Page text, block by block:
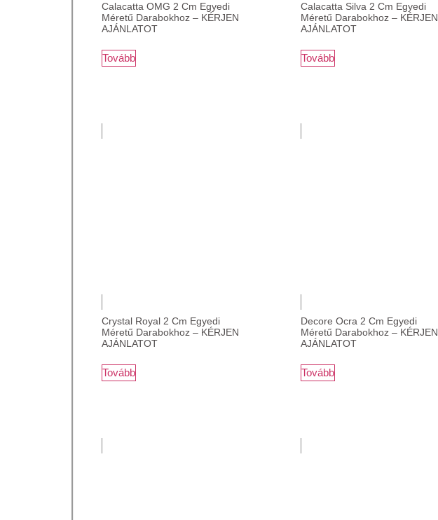
Calacatta OMG 2 Cm Egyedi
Méretű Darabokhoz – KÉRJEN
AJÁNLATOT
Tovább
Calacatta Silva 2 Cm Egyedi
Méretű Darabokhoz – KÉRJEN
AJÁNLATOT
Tovább
Crystal Royal 2 Cm Egyedi
Méretű Darabokhoz – KÉRJEN
AJÁNLATOT
Tovább
Decore Ocra 2 Cm Egyedi
Méretű Darabokhoz – KÉRJEN
AJÁNLATOT
Tovább